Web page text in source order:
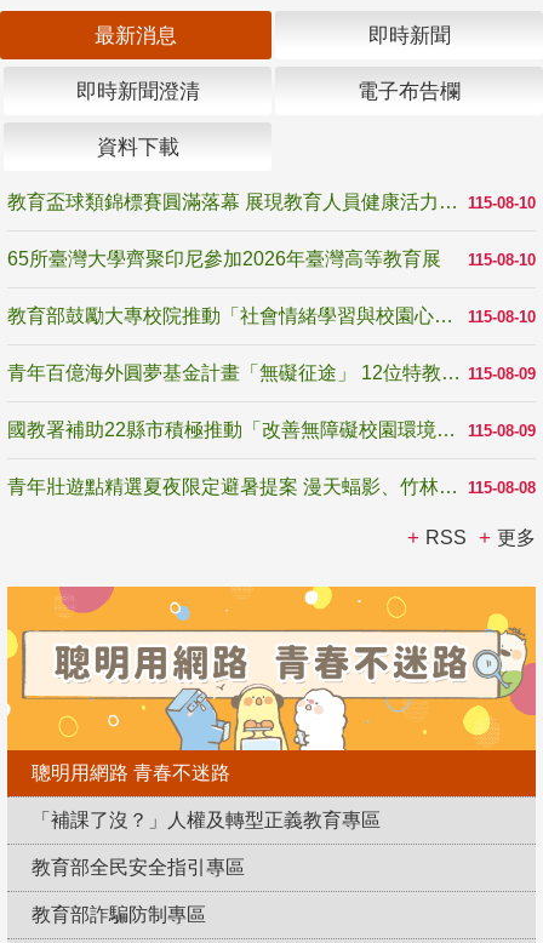
最新消息 即時新聞
即時新聞澄清 電子布告欄
資料下載
115-08-10
教育盃球類錦標賽圓滿落幕 展現教育人員健康活力與團隊精神
115-08-10
65所臺灣大學齊聚印尼參加2026年臺灣高等教育展
115-08-10
教育部鼓勵大專校院推動「社會情緒學習與校園心理健康促進計畫」 培育校園「心」韌性
115-08-09
青年百億海外圓夢基金計畫「無礙征途」 12位特教與弱勢青年勇闖西班牙 跨越感官限制見證生命蛻變
115-08-09
國教署補助22縣市積極推動「改善無障礙校園環境計畫」 打造友善、安全、無礙學習空間
115-08-08
青年壯遊點精選夏夜限定避暑提案 漫天蝠影、竹林尋蛙、茶香夜觀 邀青年暮色出發
RSS 更多
聰明用網路 青春不迷路
「補課了沒？」人權及轉型正義教育專區
教育部全民安全指引專區
教育部詐騙防制專區